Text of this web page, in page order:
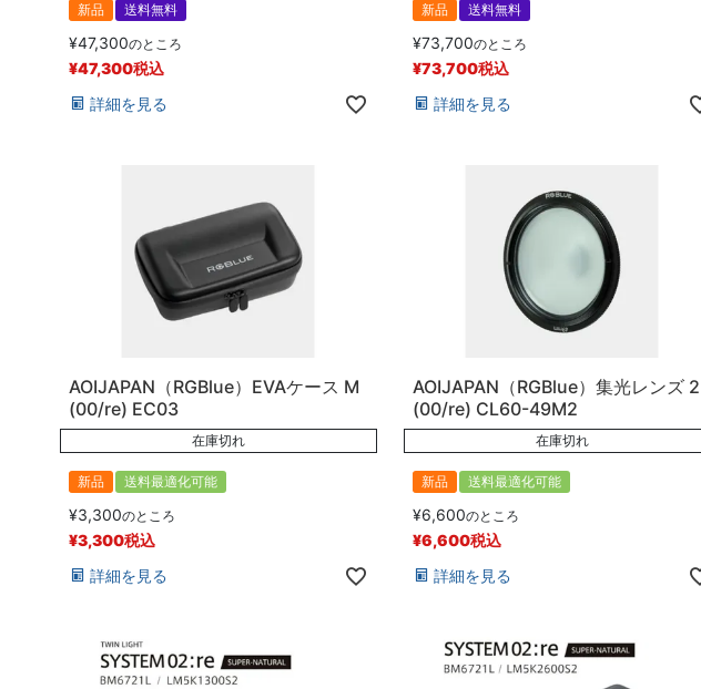
新品 送料無料
¥47,300のところ
¥47,300税込
詳細を見る
新品 送料無料
¥73,700のところ
¥73,700税込
詳細を見る
AOIJAPAN（RGBlue）EVAケース M
(00/re) EC03
在庫切れ
新品 送料最適化可能
¥3,300のところ
¥3,300税込
詳細を見る
AOIJAPAN（RGBlue）集光レンズ 2
(00/re) CL60-49M2
在庫切れ
新品 送料最適化可能
¥6,600のところ
¥6,600税込
詳細を見る